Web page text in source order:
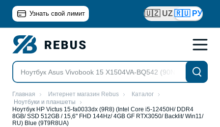
Узнать свой лимит 🇺🇿 UZ🇷🇺 РУ
Главная Интернет магазин Rebus
Каталог
Ноутбуки и планшеты
Ноутбук HP Victus 15-fa0033dx (9R8) (Intel Core i5-12450H/ DDR4
8GB/ SSD 512GB / 15,6" FHD 144Hz/ 4GB GF RTX3050/ Backlit/ Win11/
RU) Blue (9T9R8UA)